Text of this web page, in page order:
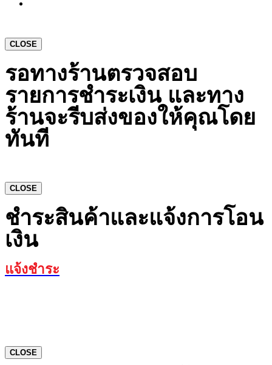
CLOSE
รอทางร้านตรวจสอบ
รายการชำระเงิน และทาง
ร้านจะรีบส่งของให้คุณโดย
ทันที
CLOSE
ชำระสินค้าและแจ้งการโอน
เงิน
แจ้งชำระ
CLOSE